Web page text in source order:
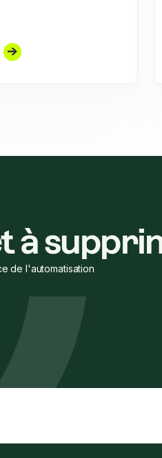
à
de l'automatisation